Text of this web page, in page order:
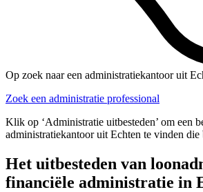
Op zoek naar een administratiekantoor uit
Zoek een administratie professional
Klik op ‘Administratie uitbesteden’ om een
administratiekantoor uit Echten te vinden die
Het uitbesteden van
financiële administratie in